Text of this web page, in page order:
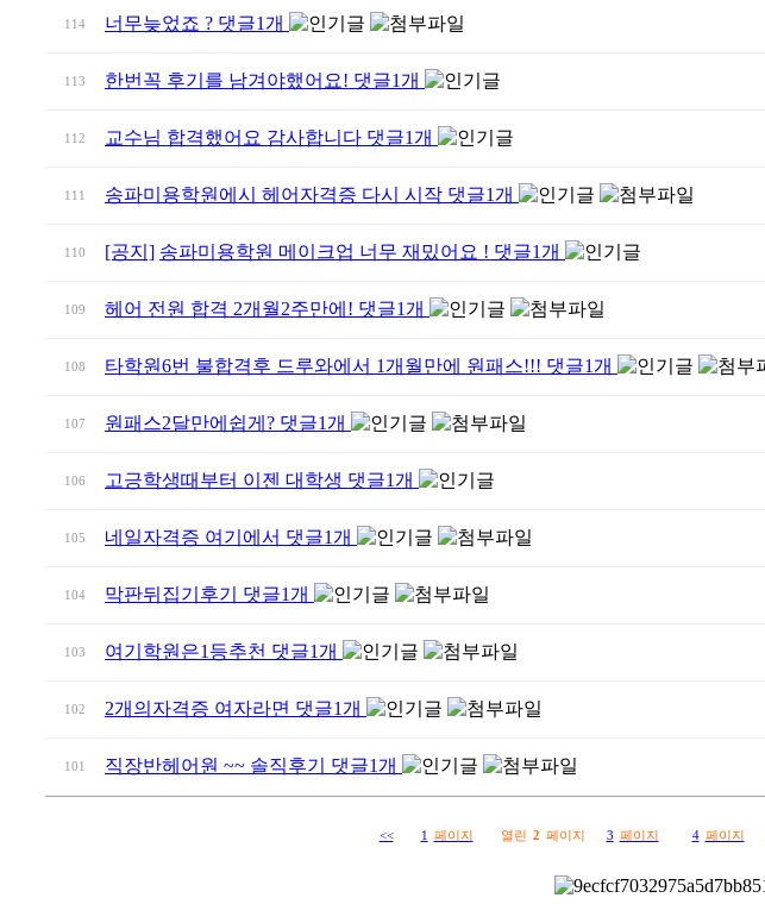
114 너무늦었죠 ? 댓글1개
113 한번꼭 후기를 남겨야했어요! 댓글1개
112 교수님 합격했어요 감사합니다 댓글1개
111 송파미용학원에시 헤어자격증 다시 시작 댓글1개
110 [공지] 송파미용학원 메이크업 너무 재밌어요 ! 댓글1개
109 헤어 전원 합격 2개월2주만에! 댓글1개
108 타학원6번 불합격후 드루와에서 1개월만에 원패스!!! 댓글1개
107 원패스2달만에쉽게? 댓글1개
106 고긍학생때부터 이젠 대학생 댓글1개
105 네일자격증 여기에서 댓글1개
104 막판뒤집기후기 댓글1개
103 여기학원은1등추천 댓글1개
102 2개의자격증 여자라면 댓글1개
101 직장반헤어원 ~~ 솔직후기 댓글1개
<< 1 페이지 열린 2 페이지 3 페이지 4 페이지